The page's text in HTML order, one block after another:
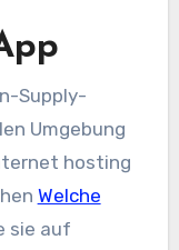
Supply-
Umgebung
hosting
Welche
sie auf